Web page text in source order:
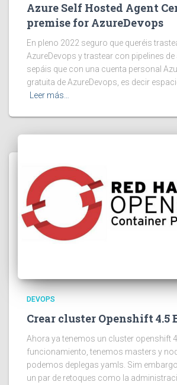
Azure Self Hosted Agent
premise for AzureDevops
En pleno 2022 seguro que queréis
AzureDevops y trastear con pipelines de
sepáis que con una cuenta personal
gratuita de AzureDevops, es decir
Leer más…
DEVOPS
Crear cluster Openshift 4.5
Ahora ya tenemos un cluster openshift
funcionamiento, tenemos masters y
podemos deplegas yamls. Sim
un par de retoques como la